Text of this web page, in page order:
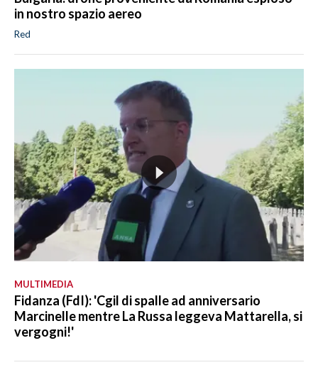
in nostro spazio aereo
Red
MULTIMEDIA
Fidanza (FdI): 'Cgil di spalle ad anniversario
Marcinelle mentre La Russa leggeva Mattarella, si
vergogni!'